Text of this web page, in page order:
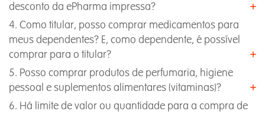
desconto da ePharma impressa?
4. Como titular, posso comprar medicamentos para
meus dependentes? E, como dependente, é possível
comprar para o titular?
5. Posso comprar produtos de perfumaria, higiene
pessoal e suplementos alimentares (vitaminas)?
6. Há limite de valor ou quantidade para a compra de